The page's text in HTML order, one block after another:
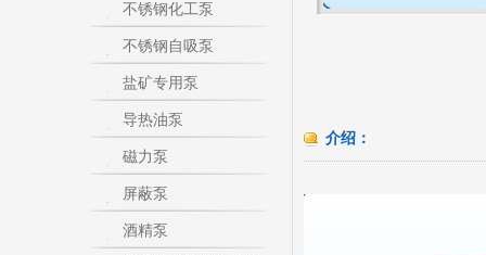
不锈钢化工泵
不锈钢自吸泵
盐矿专用泵
导热油泵
磁力泵
屏蔽泵
酒精泵
介绍：